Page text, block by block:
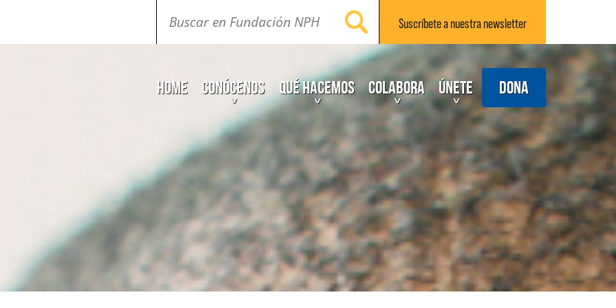
Suscríbete a nuestranewsletter
Home Conócenos Qué hacemos Colabora Únete Dona